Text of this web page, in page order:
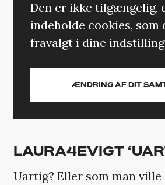
Den er ikke tilgængelig,
indeholde cookies, som
fravalgt i dine
ÆNDRING AF DIT
LAURA4EVIGT
Uartig? Eller som man ville